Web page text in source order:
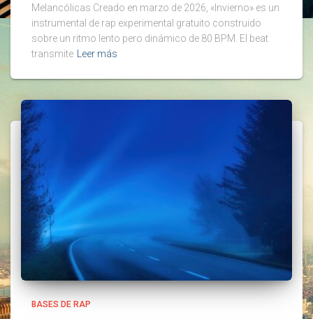
Melancólicas Creado en marzo de 2026, «Invierno» es un
instrumental de rap experimental gratuito construido
sobre un ritmo lento pero dinámico de 80 BPM. El beat
transmite Leer más
BASES DE RAP